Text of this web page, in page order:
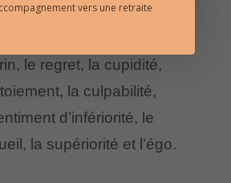
c’est la colère, l’envie, la
le regret, la cupidité,
la culpabilité,
d’infériorité, le
la supériorité et l’égo.
vers une retraite